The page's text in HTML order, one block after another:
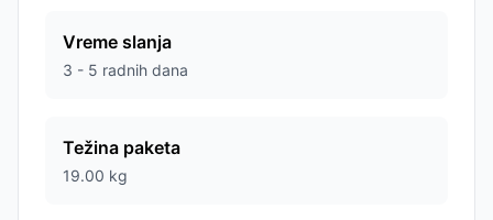
Vreme slanja
3 - 5 radnih dana
Težina paketa
19.00 kg